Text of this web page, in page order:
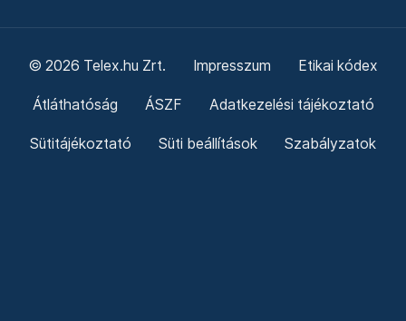
© 2026 Telex.hu Zrt. Impresszum Etikai kódex
Átláthatóság ÁSZF Adatkezelési tájékoztató
Sütitájékoztató Süti beállítások Szabályzatok